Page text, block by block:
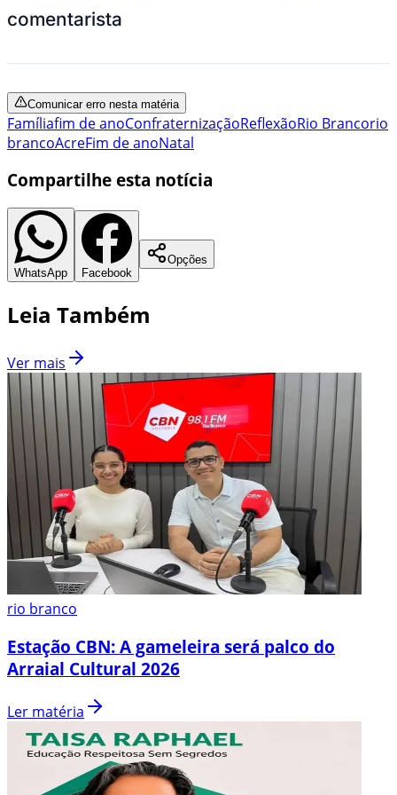
comentarista
Comunicar erro nesta matéria
Famíliafim de anoConfraternizaçãoReflexãoRio Brancorio
brancoAcreFim de anoNatal
Compartilhe esta notícia
WhatsApp Facebook
Opções
Leia Também
Ver mais
rio branco
Estação CBN: A gameleira será palco do
Arraial Cultural 2026
Ler matéria